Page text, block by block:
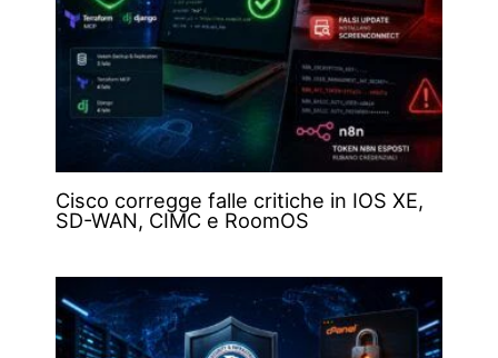
Cisco corregge falle critiche in IOS XE,
SD-WAN, CIMC e RoomOS